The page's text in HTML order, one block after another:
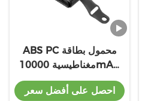
ABS PC محمول بطاقة
مغناطيسية 10000mAh
5W 7.5W شاحن محمول
لـ Iphoen Iwatch
احصل على أفضل سعر